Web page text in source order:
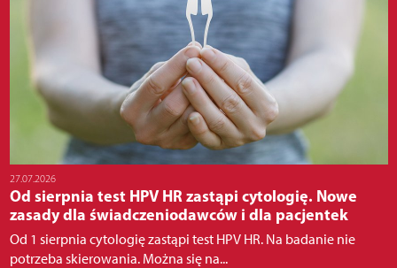
27.07.2026
Od sierpnia test HPV HR zastąpi cytologię. Nowe
zasady dla świadczeniodawców i dla pacjentek
Od 1 sierpnia cytologię zastąpi test HPV HR. Na badanie nie
potrzeba skierowania. Można się na...